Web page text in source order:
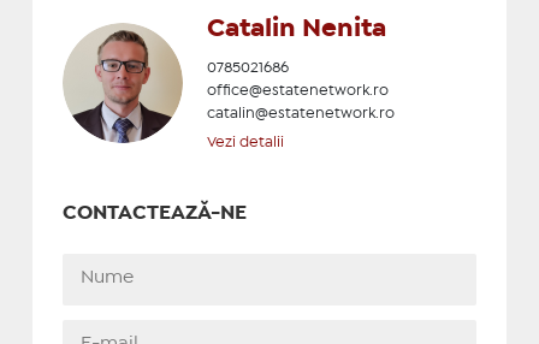
Catalin Nenita
0785021686
office@estatenetwork.ro
catalin@estatenetwork.ro
Vezi detalii
CONTACTEAZĂ-NE